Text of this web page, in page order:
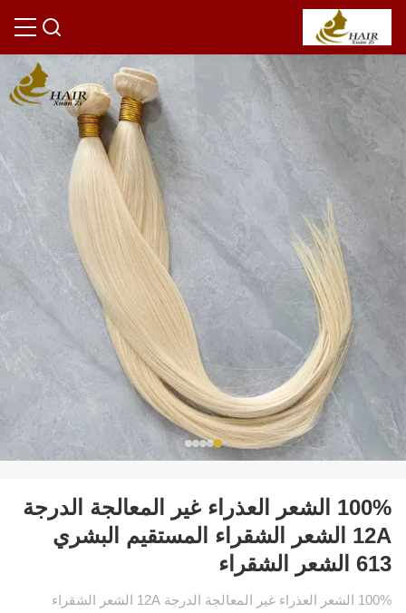
100% الشعر العذراء غير المعالجة الدرجة
12A الشعر الشقراء المستقيم البشري
613 الشعر الشقراء
100% الشعر العذراء غير المعالجة الدرجة 12A الشعر الشقراء